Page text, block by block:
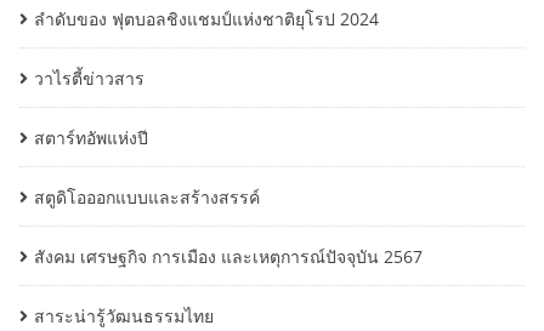
ลำดับของ ฟุตบอลชิงแชมป์แห่งชาติยุโรป 2024
วาไรตี้ข่าวสาร
สตาร์ทอัพแห่งปี
สตูดิโอออกแบบและสร้างสรรค์
สังคม เศรษฐกิจ การเมือง และเหตุการณ์ปัจจุบัน 2567
สาระน่ารู้วัฒนธรรมไทย